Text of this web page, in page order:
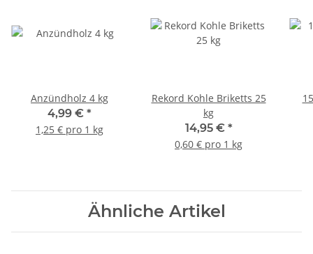
Anzündholz 4 kg
4,99 € *
1,25 € pro 1 kg
Rekord Kohle Briketts 25
kg
14,95 € *
0,60 € pro 1 kg
Ähnliche Artikel